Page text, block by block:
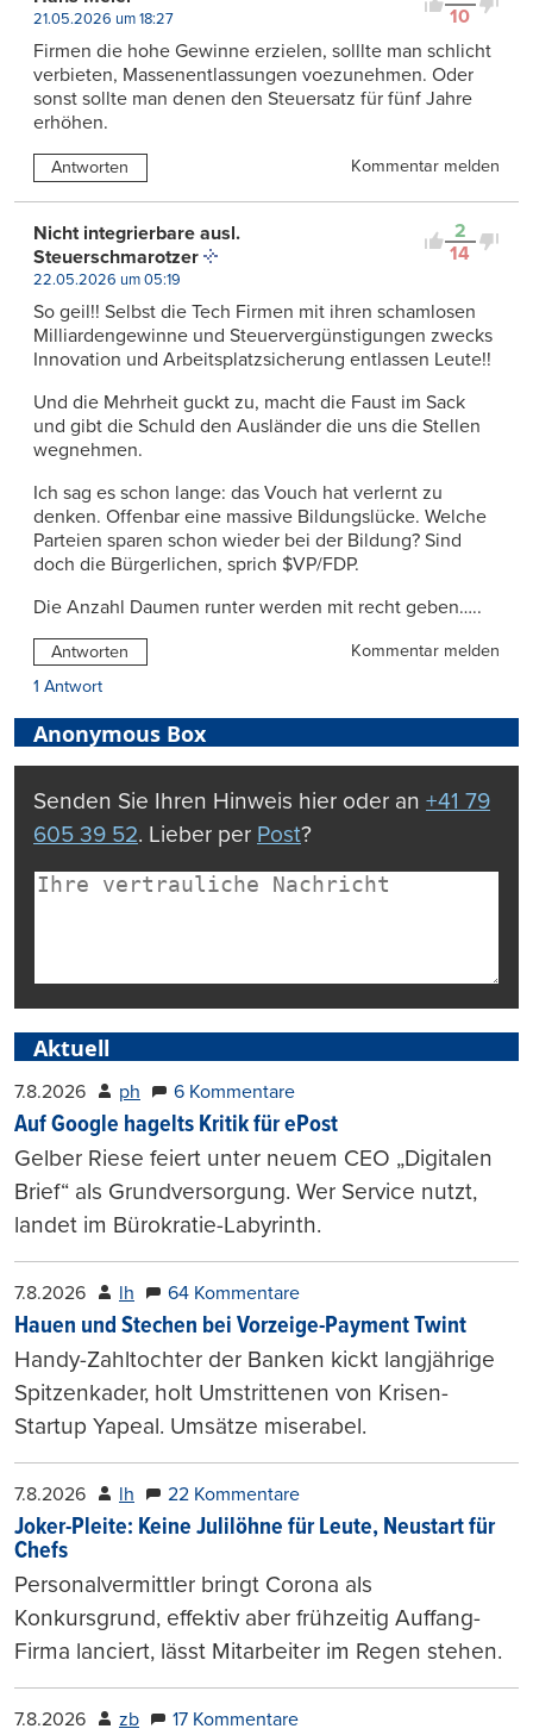
10
21.05.2026 um 18:27
Firmen die hohe Gewinne erzielen, solllte man schlicht
verbieten, Massenentlassungen voezunehmen. Oder
sonst sollte man denen den Steuersatz für fünf Jahre
erhöhen.
Antworten Kommentar melden
2
14
Nicht integrierbare ausl.
Steuerschmarotzer
22.05.2026 um 05:19
So geil!! Selbst die Tech Firmen mit ihren schamlosen
Milliardengewinne und Steuervergünstigungen zwecks
Innovation und Arbeitsplatzsicherung entlassen Leute!!
Und die Mehrheit guckt zu, macht die Faust im Sack
und gibt die Schuld den Ausländer die uns die Stellen
wegnehmen.
Ich sag es schon lange: das Vouch hat verlernt zu
denken. Offenbar eine massive Bildungslücke. Welche
Parteien sparen schon wieder bei der Bildung? Sind
doch die Bürgerlichen, sprich $VP/FDP.
Die Anzahl Daumen runter werden mit recht geben…..
Antworten
Kommentar melden
1 Antwort
Anonymous Box
Senden Sie Ihren Hinweis hier oder an +41 79
605 39 52. Lieber per Post?
Aktuell
7.8.2026 ph 6 Kommentare
Auf Google hagelts Kritik für ePost
Gelber Riese feiert unter neuem CEO „Digitalen
Brief“ als Grundversorgung. Wer Service nutzt,
landet im Bürokratie-Labyrinth.
7.8.2026 lh 64 Kommentare
Hauen und Stechen bei Vorzeige-Payment Twint
Handy-Zahltochter der Banken kickt langjährige
Spitzenkader, holt Umstrittenen von Krisen-
Startup Yapeal. Umsätze miserabel.
7.8.2026 lh 22 Kommentare
Joker-Pleite: Keine Julilöhne für Leute, Neustart für
Chefs
Personalvermittler bringt Corona als
Konkursgrund, effektiv aber frühzeitig Auffang-
Firma lanciert, lässt Mitarbeiter im Regen stehen.
7.8.2026 zb 17 Kommentare